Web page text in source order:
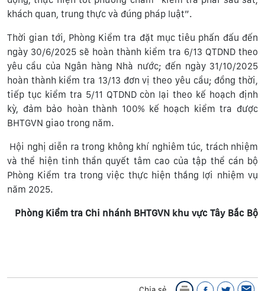
khách quan, trung thực và đúng pháp luật”.
Thời gian tới, Phòng Kiểm tra đặt mục tiêu phấn đấu đến
ngày 30/6/2025 sẽ hoàn thành kiểm tra 6/13 QTDND theo
yêu cầu của Ngân hàng Nhà nước; đến ngày 31/10/2025
hoàn thành kiểm tra 13/13 đơn vị theo yêu cầu; đồng thời,
tiếp tục kiểm tra 5/11 QTDND còn lại theo kế hoạch định
kỳ, đảm bảo hoàn thành 100% kế hoạch kiểm tra được
BHTGVN giao trong năm.
Hội nghị diễn ra trong không khí nghiêm túc, trách nhiệm
và thể hiện tinh thần quyết tâm cao của tập thể cán bộ
Phòng Kiểm tra trong việc thực hiện thắng lợi nhiệm vụ
năm 2025.
Phòng Kiểm tra Chi nhánh BHTGVN khu vực Tây Bắc Bộ